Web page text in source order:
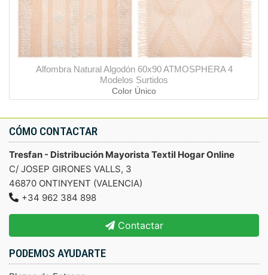
Alfombra Natural Algodón 60x90 ATMOSPHERA 4
Modelos Surtidos
Color Único
CÓMO CONTACTAR
Tresfan - Distribución Mayorista Textil Hogar Online
C/ JOSEP GIRONES VALLS, 3
46870 ONTINYENT (VALENCIA)
+34 962 384 898
Contactar
PODEMOS AYUDARTE